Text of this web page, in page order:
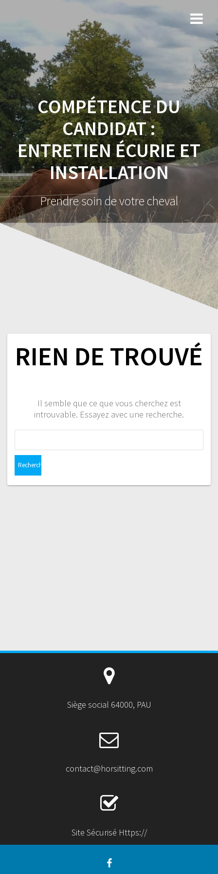
COMPÉTENCE DU
CANDIDAT :
ENTRETIEN ÉCURIE ET
INSTALLATION
Prendre soin de votre cheval
RIEN DE TROUVÉ
Il semble que ce que vous cherchez est
introuvable. Essayez avec une recherche.
Siège social 64000, PAU
contact@horsitting.com
Site Sécurisé Https://